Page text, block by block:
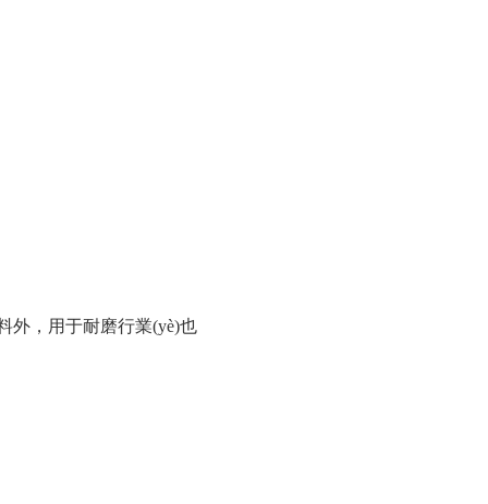
外，用于耐磨行業(yè)也